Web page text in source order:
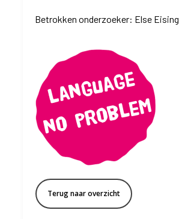
Betrokken onderzoeker: Else Eising
Terug naar overzicht